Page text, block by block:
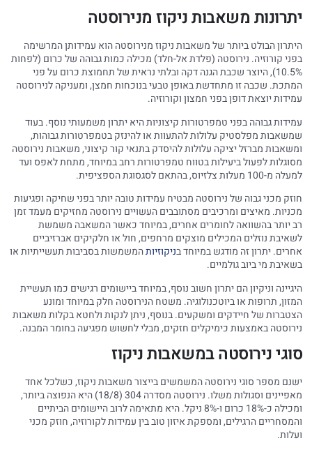
יתרונות משאבות ניקוז מנירוסטה
היתרון הבולט ביותר של משאבות ניקוז מנירוסטה הוא עמידותן המרשימה
בפני קורוזיה. נירוסטה (פלדת אל-חלד) מכילה כמות גבוהה של כרום (לפחות
10.5%), היוצר שכבת הגנה דקה ובלתי נראית של תחמוצת כרום על פני
המתכת. שכבה זו מתחדשת באופן טבעי בנוכחות חמצן, ומעניקה לנירוסטה
עמידות יוצאת דופן בפני חמצון וקורוזיה.
עמידות גבוהה בפני טמפרטורות קיצוניות היא יתרון משמעותי נוסף. בעוד
שמשאבות מפלסטיק עלולות להתעוות או להינזק בטמפרטורות גבוהות,
ומשאבות מברזל יציקה עלולות להיסדק בתנאי קור קיצוני, משאבות נירוסטה
מסוגלות לפעול ביעילות בטווח טמפרטורות רחב במיוחד, מתחת לאפס ועד
למעלה מ-100 מעלות צלזיוס, בהתאם לסגסוגת הספציפית.
חוזק מכני גבוה של נירוסטה מבטיח עמידות טובה יותר בפני שחיקה ופגיעות
מכניות. מאיצים ומרכיבים מסתובבים העשויים נירוסטה מחזיקים מעמד זמן
רב יותר בהשוואה לחומרים אחרים, במיוחד כאשר המשאבה משמשת
לשאיבת נוזלים המכילים מוצקים מרחפים, חול או חלקיקים אברזיביים
אחרים. יתרון זה מודגש במיוחד בניקוזיותהמשמשות בסביבות תעשייתיות או
בשאיבת מי ביוב גולמיים.
היגיינה וניקיון הם יתרון חשוב נוסף, במיוחד ביישומים רגישים כמו תעשיית
המזון, תרופות או ביוטכנולוגיה. משטח הנירוסטה חלק במיוחד ומונע
הצטברות של חיידקים ומשקעים. בנוסף, ניתן לנקות ולחטא בקלות משאבות
נירוסטה באמצעות כימיקלים חזקים, מבלי לחשוש מפגיעה בחומר המבנה.
סוגי נירוסטה במשאבות ניקוז
ישנם מספר סוגי נירוסטה המשמשים בייצור משאבות ניקוז, כשלכל אחד
מאפיינים וסגולות משלו. נירוסטה מסדרה 304 (18/8) היא הנפוצה ביותר,
ומכילה כ-18% כרום ו-8% ניקל. היא מתאימה לרוב היישומים הביתיים
והמסחריים הרגילים, ומספקת איזון טוב בין עמידות לקורוזיה, חוזק מכני
ועלות.